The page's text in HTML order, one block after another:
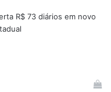
R$ 73 diários em novo